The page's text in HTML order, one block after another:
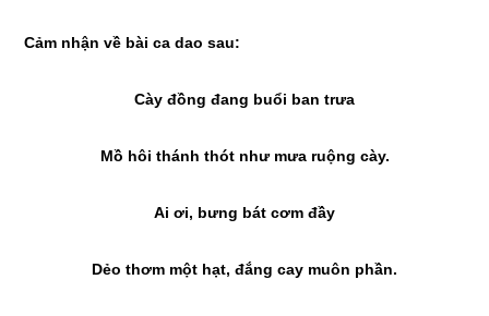
Cảm nhận về bài ca dao sau:
Cày đồng đang buổi ban trưa
Mồ hôi thánh thót như mưa ruộng cày.
Ai ơi, bưng bát cơm đầy
Dẻo thơm một hạt, đắng cay muôn phần.